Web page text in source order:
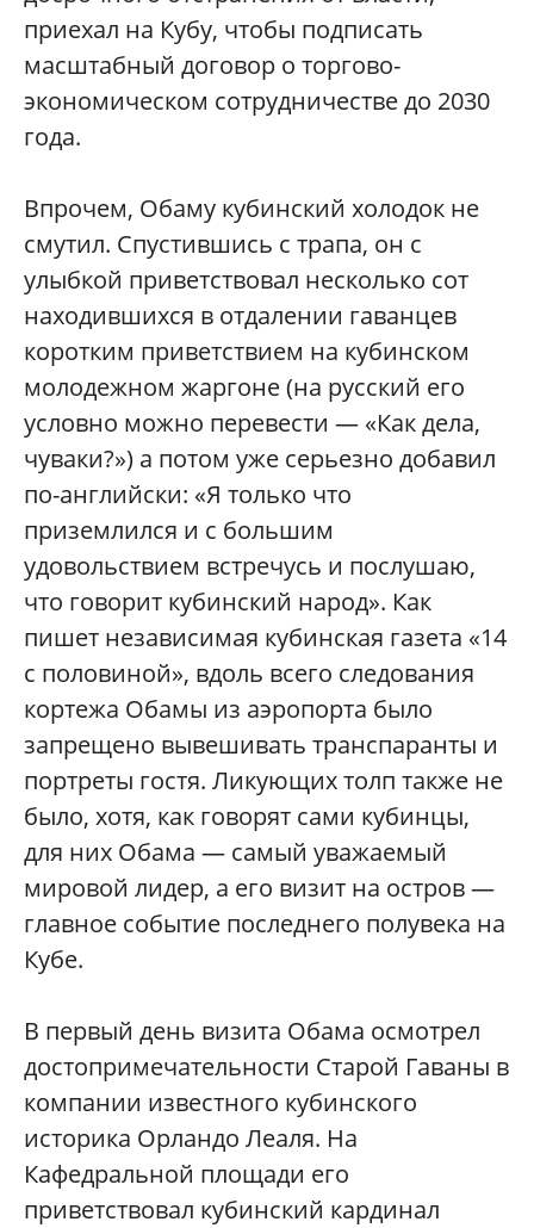
приехал на Кубу, чтобы подписать
масштабный договор о торгово-
экономическом сотрудничестве до 2030
года.
Впрочем, Обаму кубинский холодок не
смутил. Спустившись с трапа, он с
улыбкой приветствовал несколько сот
находившихся в отдалении гаванцев
коротким приветствием на кубинском
молодежном жаргоне (на русский его
условно можно перевести — «Как дела,
чуваки?») а потом уже серьезно добавил
по-английски: «Я только что
приземлился и с большим
удовольствием встречусь и послушаю,
что говорит кубинский народ». Как
пишет независимая кубинская газета «14
с половиной», вдоль всего следования
кортежа Обамы из аэропорта было
запрещено вывешивать транспаранты и
портреты гостя. Ликующих толп также не
было, хотя, как говорят сами кубинцы,
для них Обама — самый уважаемый
мировой лидер, а его визит на остров —
главное событие последнего полувека на
Кубе.
В первый день визита Обама осмотрел
достопримечательности Старой Гаваны в
компании известного кубинского
историка Орландо Леаля. На
Кафедральной площади его
приветствовал кубинский кардинал